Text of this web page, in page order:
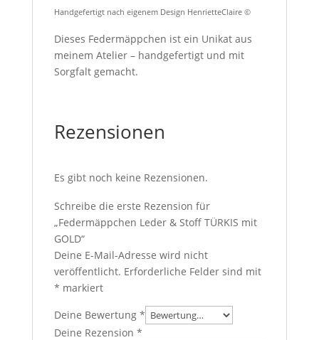
Handgefertigt nach eigenem Design HenrietteClaire ©
Dieses Federmäppchen ist ein Unikat aus
meinem Atelier – handgefertigt und mit
Sorgfalt gemacht.
Rezensionen
Es gibt noch keine Rezensionen.
Schreibe die erste Rezension für
„Federmäppchen Leder & Stoff TÜRKIS mit
GOLD“
Deine E-Mail-Adresse wird nicht
veröffentlicht. Erforderliche Felder sind mit
* markiert
Deine Bewertung *
Deine Rezension *